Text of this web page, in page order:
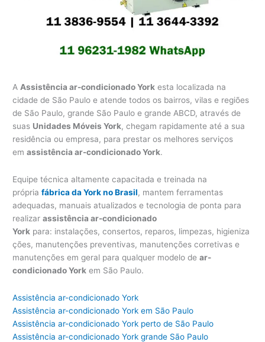
A Assistência ar-condicionado York esta localizada na
cidade de São Paulo e atende todos os bairros, vilas e regiões
de São Paulo, grande São Paulo e grande ABCD, através de
suas Unidades Móveis York, chegam rapidamente até a sua
residência ou empresa, para prestar os melhores serviços
emassistência ar-condicionado York.
Equipe técnica altamente capacitada e treinada na
própriafábrica da York no Brasil, mantem ferramentas
adequadas, manuais atualizados e tecnologia de ponta para
realizarassistência ar-condicionado
York para: instalações, consertos, reparos, limpezas, higieniza
ções, manutenções preventivas, manutenções corretivas e
manutenções em geral para qualquer modelo dear-
condicionado York em São Paulo.
Assistência ar-condicionado York
Assistência ar-condicionado York em São Paulo
Assistência ar-condicionado York perto de São Paulo
Assistência ar-condicionado York grande São Paulo